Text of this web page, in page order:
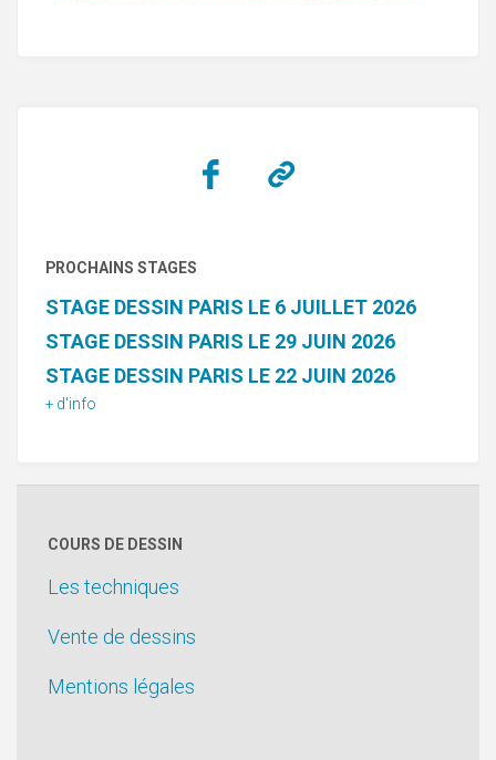
PROCHAINS STAGES
STAGE DESSIN PARIS LE 6 JUILLET 2026
STAGE DESSIN PARIS LE 29 JUIN 2026
STAGE DESSIN PARIS LE 22 JUIN 2026
+ d'info
COURS DE DESSIN
Les techniques
Vente de dessins
Mentions légales